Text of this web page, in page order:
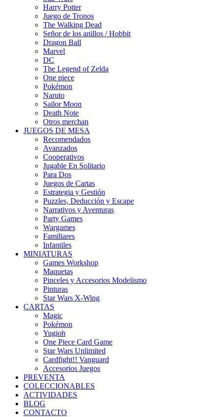
Harry Potter
Juego de Tronos
The Walking Dead
Señor de los anillos / Hobbit
Dragon Ball
Marvel
DC
The Legend of Zelda
One piece
Pokémon
Naruto
Sailor Moon
Death Note
Otros merchan
JUEGOS DE MESA
Recomendados
Avanzados
Cooperativos
Jugable En Solitario
Para Dos
Juegos de Cartas
Estrategia y Gestión
Puzzles, Deducción y Escape
Narrativos y Aventuras
Party Games
Wargames
Familiares
Infantiles
MINIATURAS
Games Workshop
Maquetas
Pinceles y Accesorios Modelismo
Pinturas
Star Wars X-Wing
CARTAS
Magic
Pokémon
Yugioh
One Piece Card Game
Star Wars Unlimited
Cardfight!! Vanguard
Accesorios Juegos
PREVENTA
COLECCIONABLES
ACTIVIDADES
BLOG
CONTACTO